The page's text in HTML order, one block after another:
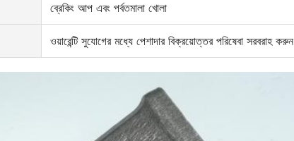
ব্রেকিং আপ এবং পর্বতমালা খোলা
ওয়ারেন্টি সুযোগের মধ্যে পেশাদার বিক্রয়োত্তর পরিষেবা সরবরাহ করুন